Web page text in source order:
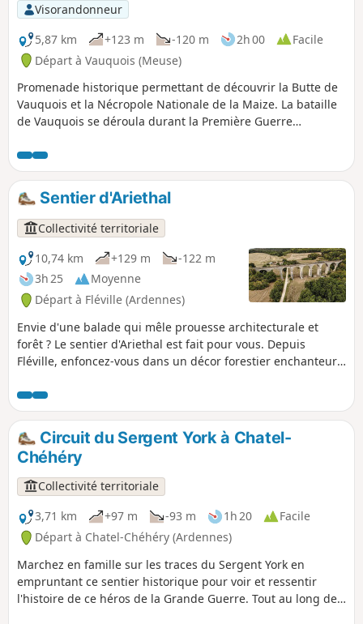
Visorandonneur
5,87 km
+123 m -120 m 2h 00
Facile
Départ à Vauquois (Meuse)
Promenade historique permettant de découvrir la Butte de
Vauquois et la Nécropole Nationale de la Maize. La bataille
de Vauquois se déroula durant la Première Guerre
nom, ce qui en faisait un lieu stratégique. Vauquois est un
haut-lieu de la guerre des mines, cette technique
consistant à creuser de profondes galeries et à y enfouir
des tonnes d'explosifs afin de causer d'importants dégâts
en surface avant de lancer un assaut.
Sentier d'Ariethal
Collectivité territoriale
10,74 km
+129 m
-122 m
3h 25
Moyenne
Départ à Fléville (Ardennes)
Envie d'une balade qui mêle prouesse architecturale et
forêt ? Le sentier d'Ariethal est fait pour vous. Depuis
Fléville, enfoncez-vous dans un décor forestier enchanteur
dans son écrin de verdure, le Viaduc d'Ariethal. Ce parcours
vous invitera aussi à entrer dans la plantation mémorielle
dédiée à la Big Red One, hommage vivant et végétal qui lie
cette terre à l'histoire.
Circuit du Sergent York à Chatel-
Chéhéry
Collectivité territoriale
3,71 km
+97 m -93 m 1h 20
Facile
Départ à Chatel-Chéhéry (Ardennes)
Marchez en famille sur les traces du Sergent York en
empruntant ce sentier historique pour voir et ressentir
l'histoire de ce héros de la Grande Guerre. Tout au long de